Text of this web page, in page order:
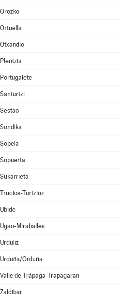
Orozko
Ortuella
Otxandio
Plentzia
Portugalete
Santurtzi
Sestao
Sondika
Sopela
Sopuerta
Sukarrieta
Trucios-Turtzioz
Ubide
Ugao-Miraballes
Urduliz
Urduña/Orduña
Valle de Trápaga-Trapagaran
Zaldibar